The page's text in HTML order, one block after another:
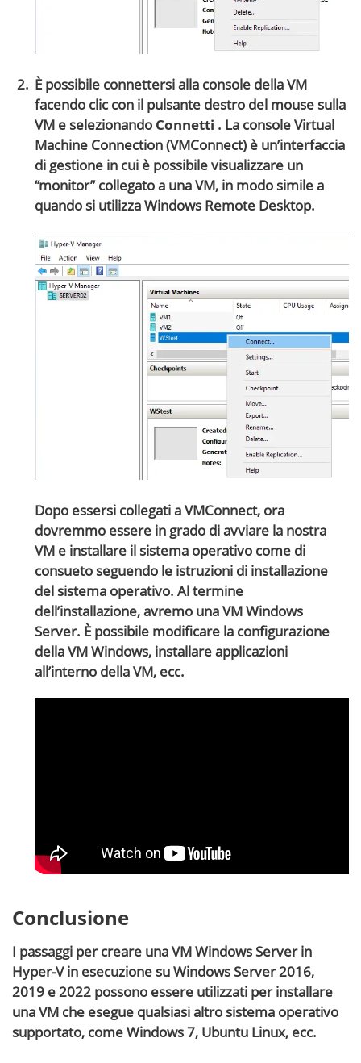
È possibile connettersi alla console della VM
facendo clic con il pulsante destro del mouse sulla
VM e selezionando Connetti . La console Virtual
Machine Connection (VMConnect) è un’interfaccia
di gestione in cui è possibile visualizzare un
“monitor” collegato a una VM, in modo simile a
quando si utilizza Windows Remote Desktop.
Dopo essersi collegati a VMConnect, ora
dovremmo essere in grado di avviare la nostra
VM e installare il sistema operativo come di
consueto seguendo le istruzioni di installazione
del sistema operativo. Al termine
dell’installazione, avremo una VM Windows
Server. È possibile modificare la configurazione
della VM Windows, installare applicazioni
all’interno della VM, ecc.
Conclusione
I passaggi per creare una VM Windows Server in
Hyper-V in esecuzione su Windows Server 2016,
2019 e 2022 possono essere utilizzati per installare
una VM che esegue qualsiasi altro sistema operativo
supportato, come Windows 7, Ubuntu Linux, ecc.